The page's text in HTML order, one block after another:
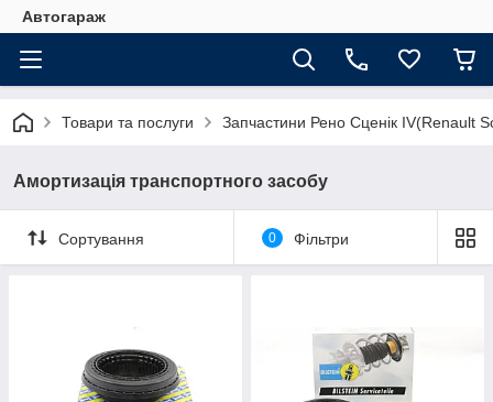
Автогараж
Товари та послуги Запчастини Рено Сценік IV(Renault
Амортизація транспортного засобу
Сортування 0 Фільтри